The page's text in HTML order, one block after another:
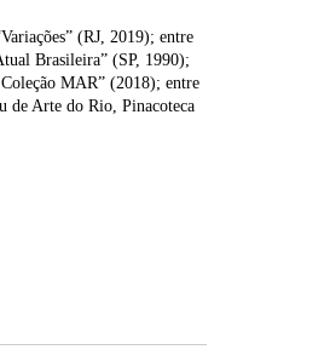
(RJ, 2019); entre
Brasileira” (SP, 1990);
MAR” (2018); entre
de Arte do Rio, Pinacoteca